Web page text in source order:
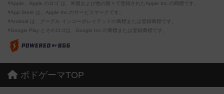
※Apple、Apple のロゴ は、米国および他の国々で登録されたApple Inc.の商標です。
※App Store は、Apple Inc.のサービスマークです。
※Android は、グーグル インコーポレイテッドの商標または登録商標です。
※Google Play とそのロゴは、Google Inc.の商標または登録商標です。
ボドゲーマTOP